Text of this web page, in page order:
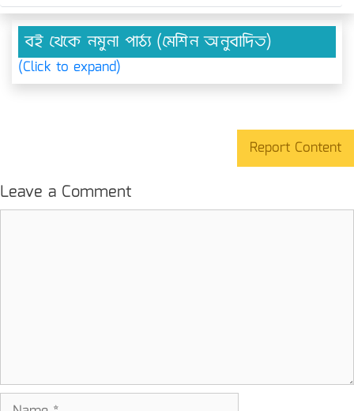
বই থেকে নমুনা পাঠ্য (মেশিন অনুবাদিত)
(Click to expand)
Report Content
Leave a Comment
Name